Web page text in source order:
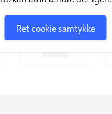
Ret cookie samtykke